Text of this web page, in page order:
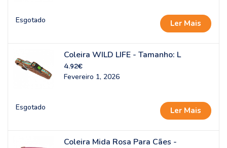
Esgotado Ler Mais
Coleira WILD LIFE - Tamanho: L
4.92€
Fevereiro 1, 2026
Esgotado Ler Mais
Coleira Mida Rosa Para Cães -